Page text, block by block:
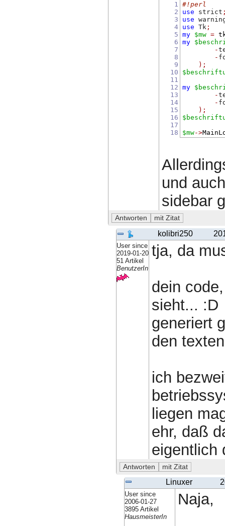
1
2
3
4
5
6
7
8
9
10
11
12
13
14
15
16
17
18
#!perl
use strict
use
use Tk ;
my $mw =
my
-
-
);
my
-
-
);
$mw->
und
sidebar
kolibri250
User since
2019-01-20
51 Artikel
BenutzerIn
tja, da
dein
sieht... :D
generiert
den
ich
liegen
ehr, daß
eigentlich
Linuxer
User since
2006-01-27
3895 Artikel
HausmeisterIn
Naja,